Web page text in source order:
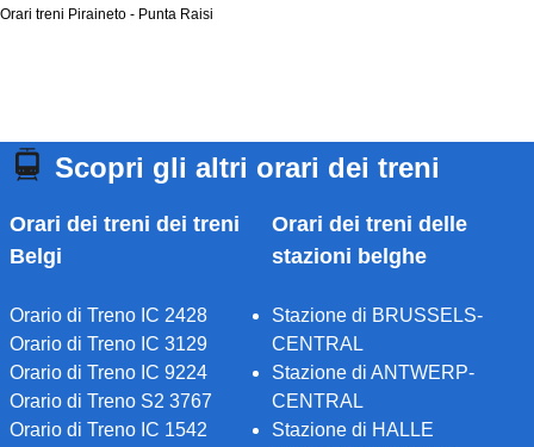
Orari treni Piraineto - Punta Raisi
Scopri gli altri orari dei treni
Orari dei treni dei treni
Belgi
Orario di Treno IC 2428
Orario di Treno IC 3129
Orario di Treno IC 9224
Orario di Treno S2 3767
Orario di Treno IC 1542
Orari dei treni delle
stazioni belghe
Stazione di BRUSSELS-
CENTRAL
Stazione di ANTWERP-
CENTRAL
Stazione di HALLE